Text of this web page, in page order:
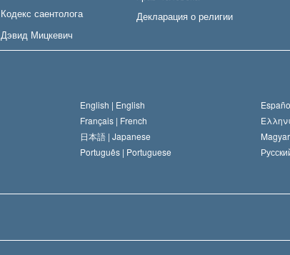
Кодекс саентолога
Дэвид Мицкевич
Декларация о религии
English | English
Français | French
日本語 | Japanese
Português | Portuguese